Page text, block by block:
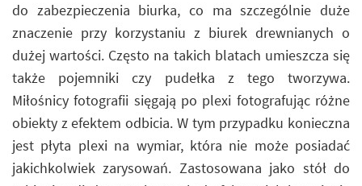
do zabezpieczenia biurka, co ma szczególnie duże
znaczenie przy korzystaniu z biurek drewnianych o
dużej wartości. Często na takich blatach umieszcza się
także pojemniki czy pudełka z tego tworzywa.
Miłośnicy fotografii sięgają po plexi fotografując różne
obiekty z efektem odbicia. W tym przypadku konieczna
jest płyta plexi na wymiar, która nie może posiadać
jakichkolwiek zarysowań. Zastosowana jako stół do